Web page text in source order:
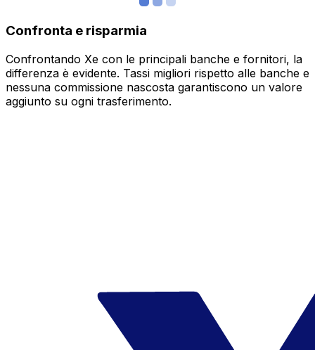
Confronta e risparmia
Confrontando Xe con le principali banche e fornitori, la
differenza è evidente. Tassi migliori rispetto alle banche e
nessuna commissione nascosta garantiscono un valore
aggiunto su ogni trasferimento.